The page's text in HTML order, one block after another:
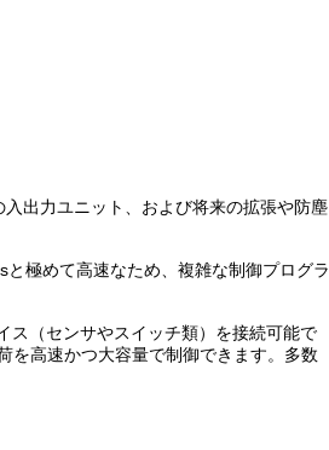
出力ユニット、および将来の拡張や防塵
極めて高速なため、複雑な制御プログラ
ス（センサやスイッチ類）を接続可能で
を高速かつ大容量で制御できます。多数